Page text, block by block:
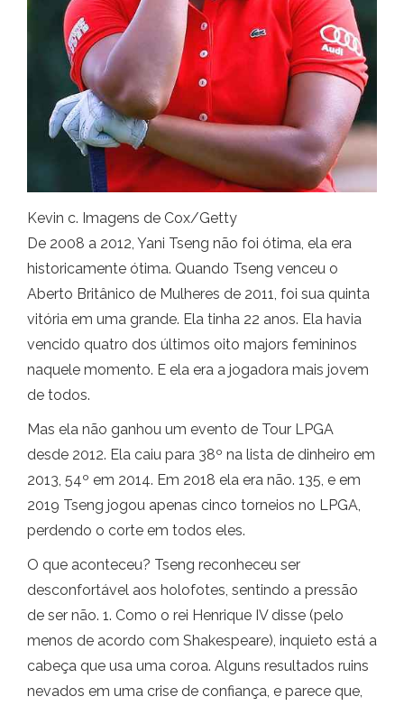
Kevin c. Imagens de Cox/Getty
De 2008 a 2012, Yani Tseng não foi ótima, ela era
historicamente ótima. Quando Tseng venceu o
Aberto Britânico de Mulheres de 2011, foi sua quinta
vitória em uma grande. Ela tinha 22 anos. Ela havia
vencido quatro dos últimos oito majors femininos
naquele momento. E ela era a jogadora mais jovem
de todos.
Mas ela não ganhou um evento de Tour LPGA
desde 2012. Ela caiu para 38º na lista de dinheiro em
2013, 54º em 2014. Em 2018 ela era não. 135, e em
2019 Tseng jogou apenas cinco torneios no LPGA,
perdendo o corte em todos eles.
O que aconteceu? Tseng reconheceu ser
desconfortável aos holofotes, sentindo a pressão
de ser não. 1. Como o rei Henrique IV disse (pelo
menos de acordo com Shakespeare), inquieto está a
cabeça que usa uma coroa. Alguns resultados ruins
nevados em uma crise de confiança, e parece que,